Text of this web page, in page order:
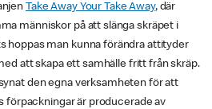
Take Away Your Take Away, där
människor på att slänga skräpet i
hoppas man kunna förändra attityder
att skapa ett samhälle fritt från skräp.
den egna verksamheten för att
förpackningar är producerade av